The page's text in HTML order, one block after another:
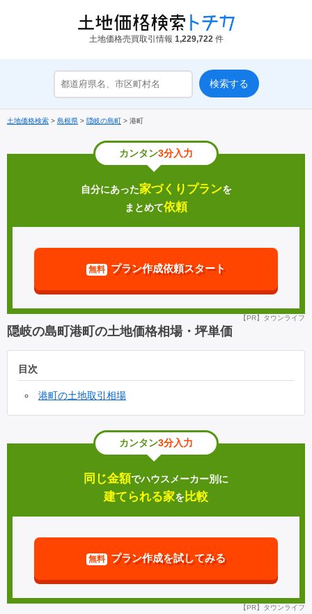
土地価格売買取引情報 1,229,722 件
土地価格検索 > 島根県 > 隠岐の島町 > 港町
カンタン3分入力
自分にあった家づくりプランを
まとめて依頼
無料 プラン作成依頼スタート
【PR】タウンライフ
隠岐の島町港町の土地価格相場・坪単価
目次
港町の土地取引相場
カンタン3分入力
同じ金額でハウスメーカー別に
建てられる家を比較
無料 プラン作成を試してみる
【PR】タウンライフ